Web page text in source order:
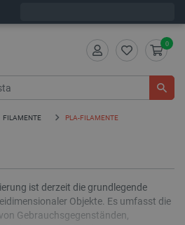
0
FILAMENTE PLA-FILAMENTE
ist derzeit die grundlegende
Objekte. Es umfasst die
Gebrauchsgegenständen,